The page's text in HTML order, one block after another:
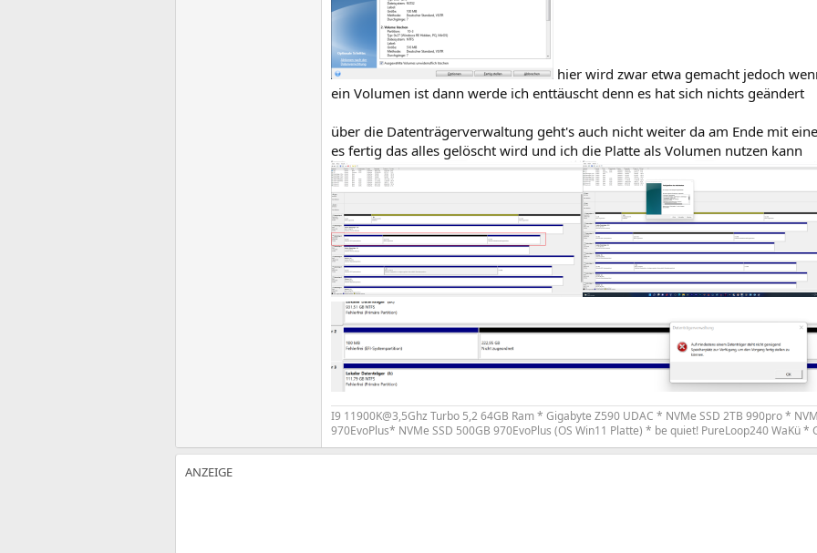
hier wird zwar etwa gemacht jedoch
ein Volumen ist dann werde ich enttäuscht denn es hat sich nichts geändert
über die Datenträgerverwaltung geht's auch nicht weiter da am Ende mit
es fertig das alles gelöscht wird und ich die Platte als Volumen nutzen kann
I9 11900K@3,5Ghz Turbo 5,2 64GB Ram * Gigabyte Z590 UDAC * NVMe SSD 2TB 990pro *
970EvoPlus* NVMe SSD 500GB 970EvoPlus (OS Win11 Platte) * be quiet! PureLoop240 WaKü *